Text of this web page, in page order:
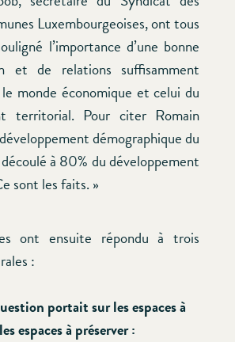
Luxembourgeoises, ont tous
l’importance d’une bonne
et de relations suffisamment
monde économique et celui du
territorial. Pour citer Romain
démographique du
à 80% du développement
sont les faits. »
ont ensuite répondu à trois
:
portait sur les espaces à
espaces à préserver :